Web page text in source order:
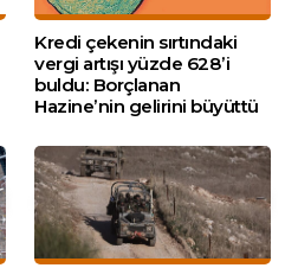
Kredi çekenin sırtındaki
vergi artışı yüzde 628’i
buldu: Borçlanan
Hazine’nin gelirini büyüttü